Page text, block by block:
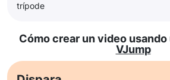
trípode
Cómo crear un video
VJump